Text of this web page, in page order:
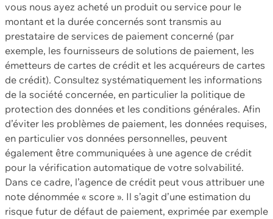
vous nous ayez acheté un produit ou service pour le
montant et la durée concernés sont transmis au
prestataire de services de paiement concerné (par
exemple, les fournisseurs de solutions de paiement, les
émetteurs de cartes de crédit et les acquéreurs de cartes
de crédit). Consultez systématiquement les informations
de la société concernée, en particulier la politique de
protection des données et les conditions générales. Afin
d’éviter les problèmes de paiement, les données requises,
en particulier vos données personnelles, peuvent
également être communiquées à une agence de crédit
pour la vérification automatique de votre solvabilité.
Dans ce cadre, l’agence de crédit peut vous attribuer une
note dénommée « score ». Il s’agit d’une estimation du
risque futur de défaut de paiement, exprimée par exemple